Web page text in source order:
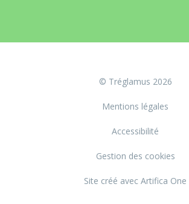
© Tréglamus 2026
Mentions légales
Accessibilité
Gestion des cookies
Site créé avec Artifica One